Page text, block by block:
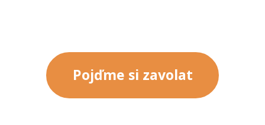
Pojďme si zavolat